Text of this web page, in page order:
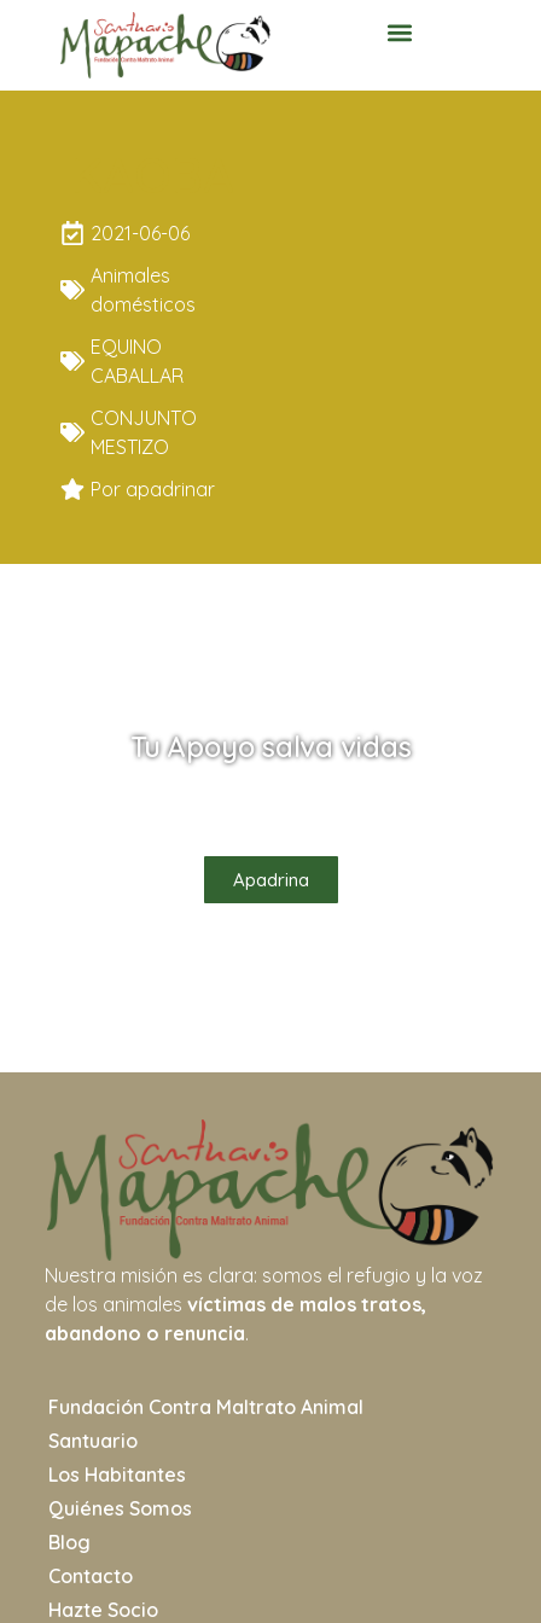
2021-06-06
Animales
domésticos
EQUINO
CABALLAR
CONJUNTO
MESTIZO
Por apadrinar
Tu Apoyo salva vidas
Apadrina
Nuestra misión es clara: somos el refugio y la voz
de los animales víctimas de malos tratos,
abandono o renuncia.
Fundación Contra Maltrato Animal
Santuario
Los Habitantes
Quiénes Somos
Blog
Contacto
Hazte Socio